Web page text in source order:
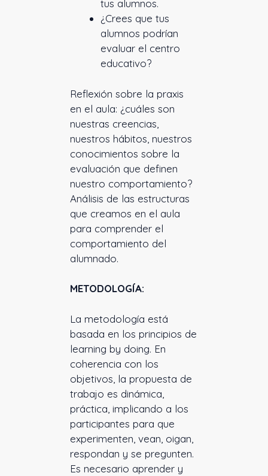
tus alumnos.
¿Crees que tus
alumnos podrían
evaluar el centro
educativo?
Reflexión sobre la praxis
en el aula: ¿cuáles son
nuestras creencias,
nuestros hábitos, nuestros
conocimientos sobre la
evaluación que definen
nuestro comportamiento?
Análisis de las estructuras
que creamos en el aula
para comprender el
comportamiento del
alumnado.
METODOLOGÍA:
La metodología está
basada en los principios de
learning by doing. En
coherencia con los
objetivos, la propuesta de
trabajo es dinámica,
práctica, implicando a los
participantes para que
experimenten, vean, oigan,
respondan y se pregunten.
Es necesario aprender y